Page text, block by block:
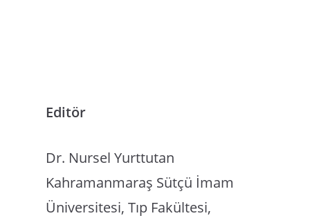
Editör
Dr. Nursel Yurttutan
Kahramanmaraş Sütçü İmam
Üniversitesi, Tıp Fakültesi,